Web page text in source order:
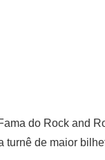
do Rock and
turnê de maior